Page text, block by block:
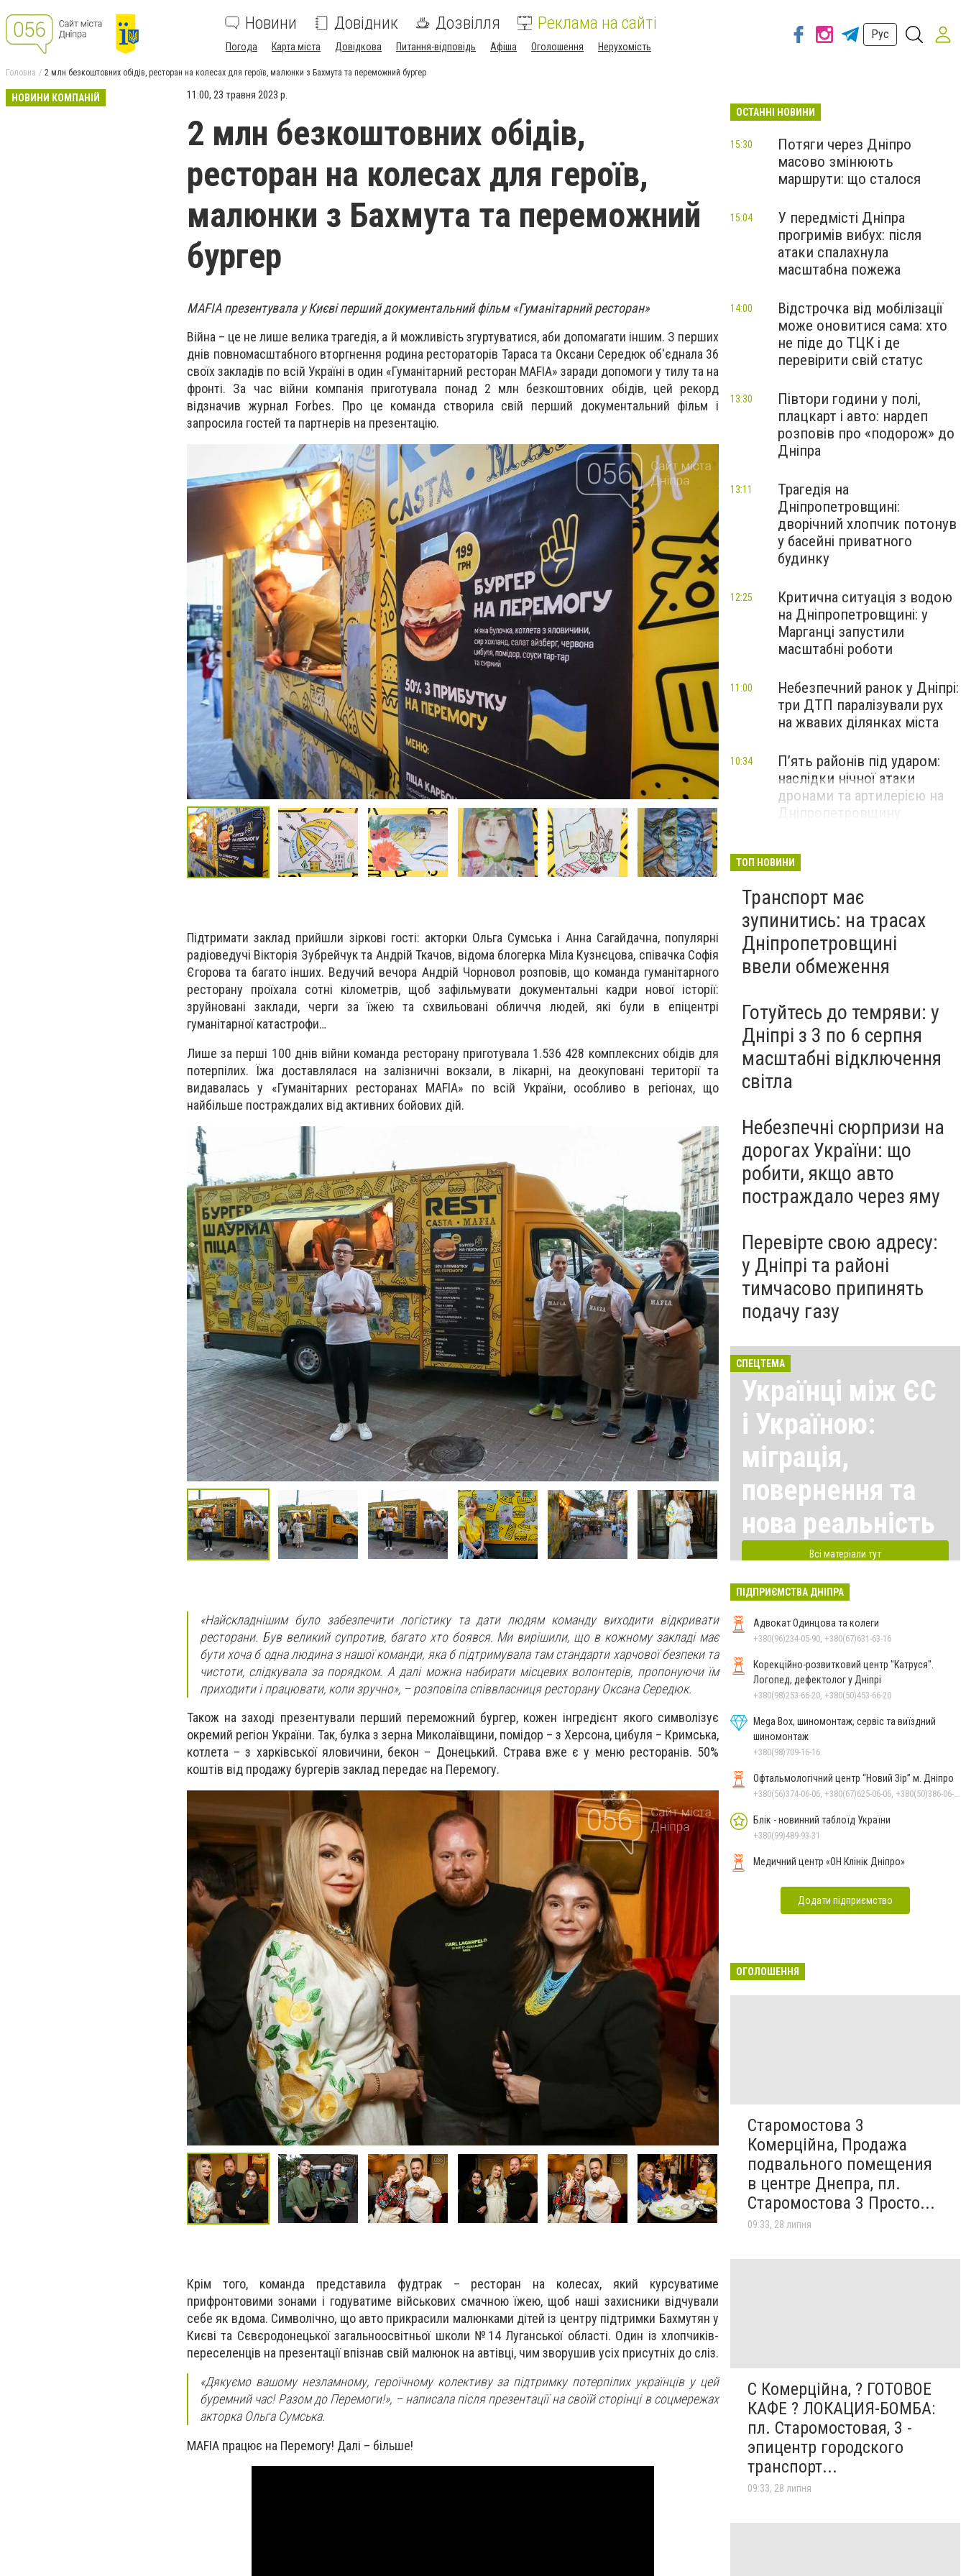
Новини Довідник Дозвілля Реклама на сайті
Погода Карта міста Довідкова Питання-відповідь Афіша Оголошення Нерухомість
Рус
Головна 2 млн безкоштовних обідів, ресторан на колесах для героїв, малюнки з Бахмута та переможний бургер
НОВИНИ КОМПАНІЙ 11:00, 23 травня 2023 р.
2 млн безкоштовних обідів,
ресторан на колесах для героїв,
малюнки з Бахмута та переможний
бургер
MAFIA презентувала у Києві перший документальний фільм «Гуманітарний ресторан»
Війна – це не лише велика трагедія, а й можливість згуртуватися, аби допомагати іншим. З перших
днів повномасштабного вторгнення родина рестораторів Тараса та Оксани Середюк об'єднала 36
своїх закладів по всій Україні в один «Гуманітарний ресторан MAFIA» заради допомоги у тилу та на
фронті. За час війни компанія приготувала понад 2 млн безкоштовних обідів, цей рекорд
відзначив журнал Forbes. Про це команда створила свій перший документальний фільм і
запросила гостей та партнерів на презентацію.
Підтримати заклад прийшли зіркові гості: акторки Ольга Сумська і Анна Сагайдачна, популярні
радіоведучі Вікторія Зубрейчук та Андрій Ткачов, відома блогерка Міла Кузнєцова, співачка Софія
Єгорова та багато інших. Ведучий вечора Андрій Чорновол розповів, що команда гуманітарного
ресторану проїхала сотні кілометрів, щоб зафільмувати документальні кадри нової історії:
зруйновані заклади, черги за їжею та схвильовані обличчя людей, які були в епіцентрі
гуманітарної катастрофи…
Лише за перші 100 днів війни команда ресторану приготувала 1.536 428 комплексних обідів для
потерпілих. Їжа доставлялася на залізничні вокзали, в лікарні, на деокуповані території та
видавалась у «Гуманітарних ресторанах MAFIA» по всій України, особливо в регіонах, що
найбільше постраждалих від активних бойових дій.
«Найскладнішим було забезпечити логістику та дати людям команду виходити відкривати
ресторани. Був великий супротив, багато хто боявся. Ми вирішили, що в кожному закладі має
бути хоча б одна людина з нашої команди, яка б підтримувала там стандарти харчової безпеки та
чистоти, слідкувала за порядком. А далі можна набирати місцевих волонтерів, пропонуючи їм
приходити і працювати, коли зручно», – розповіла співвласниця ресторану Оксана Середюк.
Також на заході презентували перший переможний бургер, кожен інгредієнт якого символізує
окремий регіон України. Так, булка з зерна Миколаївщини, помідор – з Херсона, цибуля – Кримська,
котлета – з харківської яловичини, бекон – Донецький. Страва вже є у меню ресторанів. 50%
коштів від продажу бургерів заклад передає на Перемогу.
Крім того, команда представила фудтрак – ресторан на колесах, який курсуватиме
прифронтовими зонами і годуватиме військових смачною їжею, щоб наші захисники відчували
себе як вдома. Символічно, що авто прикрасили малюнками дітей із центру підтримки Бахмутян у
Києві та Сєвєродонецької загальноосвітньої школи №14 Луганської області. Один із хлопчиків-
переселенців на презентації впізнав свій малюнок на автівці, чим зворушив усіх присутніх до сліз.
«Дякуємо вашому незламному, героїчному колективу за підтримку потерпілих українців у цей
буремний час! Разом до Перемоги!», – написала після презентації на своїй сторінці в соцмережах
акторка Ольга Сумська.
MAFIA працює на Перемогу! Далі – більше!
ОСТАННІ НОВИНИ
Потяги через Дніпро
масово змінюють
маршрути: що сталося
15:30
У передмісті Дніпра
прогримів вибух: після
атаки спалахнула
масштабна пожежа
15:04
Відстрочка від мобілізації
може оновитися сама: хто
не піде до ТЦК і де
перевірити свій статус
14:00
Півтори години у полі,
плацкарт і авто: нардеп
розповів про «подорож» до
Дніпра
13:30
Трагедія на
Дніпропетровщині:
дворічний хлопчик потонув
у басейні приватного
будинку
13:11
Критична ситуація з водою
на Дніпропетровщині: у
Марганці запустили
масштабні роботи
12:25
Небезпечний ранок у Дніпрі:
три ДТП паралізували рух
на жвавих ділянках міста
11:00
П’ять районів під ударом:
наслідки нічної атаки
дронами та артилерією на
Дніпропетровщину
10:34
ТОП НОВИНИ
Транспорт має
зупинитись: на трасах
Дніпропетровщині
ввели обмеження
Готуйтесь до темряви: у
Дніпрі з 3 по 6 серпня
масштабні відключення
світла
Небезпечні сюрпризи на
дорогах України: що
робити, якщо авто
постраждало через яму
Перевірте свою адресу:
у Дніпрі та районі
тимчасово припинять
подачу газу
СПЕЦТЕМА
Українці між ЄС
і Україною:
міграція,
повернення та
нова реальність
Всі матеріали тут
ПІДПРИЄМСТВА ДНІПРА
Адвокат Одинцова та колеги
+380(96)234-05-90, +380(67)631-63-16
Корекційно-розвитковий центр "Катруся".
Логопед, дефектолог у Дніпрі
+380(98)253-66-20, +380(50)453-66-20
Mega Box, шиномонтаж, сервіс та виїздний
шиномонтаж
+380(98)709-16-16
Офтальмологічний центр “Новий Зір” м. Дніпро
Блік - новинний таблоїд України
+380(99)489-93-31
Медичний центр «ОН Клінік Дніпро»
Додати підприємство
ОГОЛОШЕННЯ
Старомостова 3
Комерційна, Продажа
подвального помещения
в центре Днепра, пл.
Старомостова 3 Просто...
09:33, 28 липня
С Комерційна, ? ГОТОВОЕ
КАФЕ ? ЛОКАЦИЯ-БОМБА:
пл. Старомостовая, 3 -
эпицентр городского
транспорт...
09:33, 28 липня